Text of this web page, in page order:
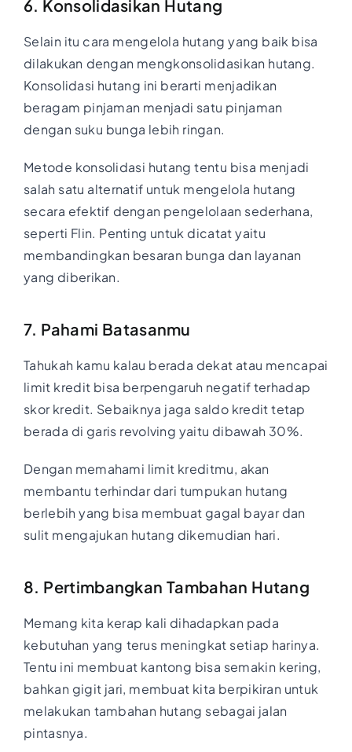
6. Konsolidasikan Hutang
Selain itu cara mengelola hutang yang baik bisa
dilakukan dengan mengkonsolidasikan hutang.
Konsolidasi hutang ini berarti menjadikan
beragam pinjaman menjadi satu pinjaman
dengan suku bunga lebih ringan.
Metode konsolidasi hutang tentu bisa menjadi
salah satu alternatif untuk mengelola hutang
secara efektif dengan pengelolaan sederhana,
seperti Flin. Penting untuk dicatat yaitu
membandingkan besaran bunga dan layanan
yang diberikan.
7. Pahami Batasanmu
Tahukah kamu kalau berada dekat atau mencapai
limit kredit bisa berpengaruh negatif terhadap
skor kredit. Sebaiknya jaga saldo kredit tetap
berada di garis revolving yaitu dibawah 30%.
Dengan memahami limit kreditmu, akan
membantu terhindar dari tumpukan hutang
berlebih yang bisa membuat gagal bayar dan
sulit mengajukan hutang dikemudian hari.
8. Pertimbangkan Tambahan Hutang
Memang kita kerap kali dihadapkan pada
kebutuhan yang terus meningkat setiap harinya.
Tentu ini membuat kantong bisa semakin kering,
bahkan gigit jari, membuat kita berpikiran untuk
melakukan tambahan hutang sebagai jalan
pintasnya.